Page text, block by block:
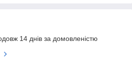
14 днів за домовленістю